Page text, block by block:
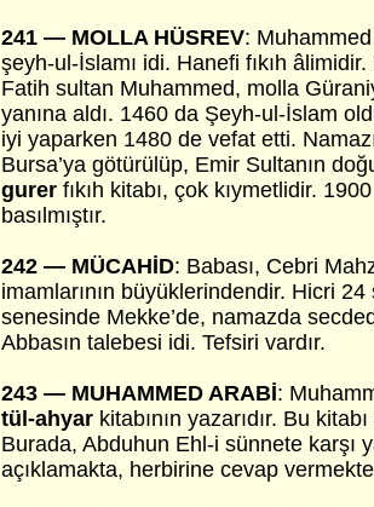
241 — MOLLA HÜSREV:
şeyh-ul-İslamı idi. Hanefi fıkıh
Fatih sultan Muhammed, molla
yanına aldı. 1460 da Şeyh-ul-İslam
iyi yaparken 1480 de vefat etti.
Bursa’ya götürülüp, Emir Sultanın
gurer fıkıh kitabı, çok kıymetlidir.
basılmıştır.
242 — MÜCAHİD: Babası, Cebri
imamlarının büyüklerindendir. Hicri
senesinde Mekke’de, namazda
Abbasın talebesi idi. Tefsiri vardır.
243 — MUHAMMED ARABİ:
tül-ahyar kitabının yazarıdır. Bu
Burada, Abduhun Ehl-i sünnete karşı
açıklamakta, herbirine cevap